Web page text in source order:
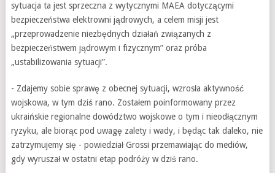
sytuacja ta jest sprzeczna z wytycznymi MAEA dotyczącymi
bezpieczeństwa elektrowni jądrowych, a celem misji jest
„przeprowadzenie niezbędnych działań związanych z
bezpieczeństwem jądrowym i fizycznym” oraz próba
„ustabilizowania sytuacji”.
- Zdajemy sobie sprawę z obecnej sytuacji, wzrosła aktywność
wojskowa, w tym dziś rano. Zostałem poinformowany przez
ukraińskie regionalne dowództwo wojskowe o tym i nieodłącznym
ryzyku, ale biorąc pod uwagę zalety i wady, i będąc tak daleko, nie
zatrzymujemy się - powiedział Grossi przemawiając do mediów,
gdy wyruszał w ostatni etap podróży w dziś rano.